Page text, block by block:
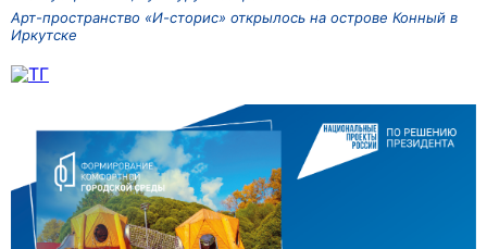
Арт-пространство «И-сторис» открылось на острове Конный в
Иркутске